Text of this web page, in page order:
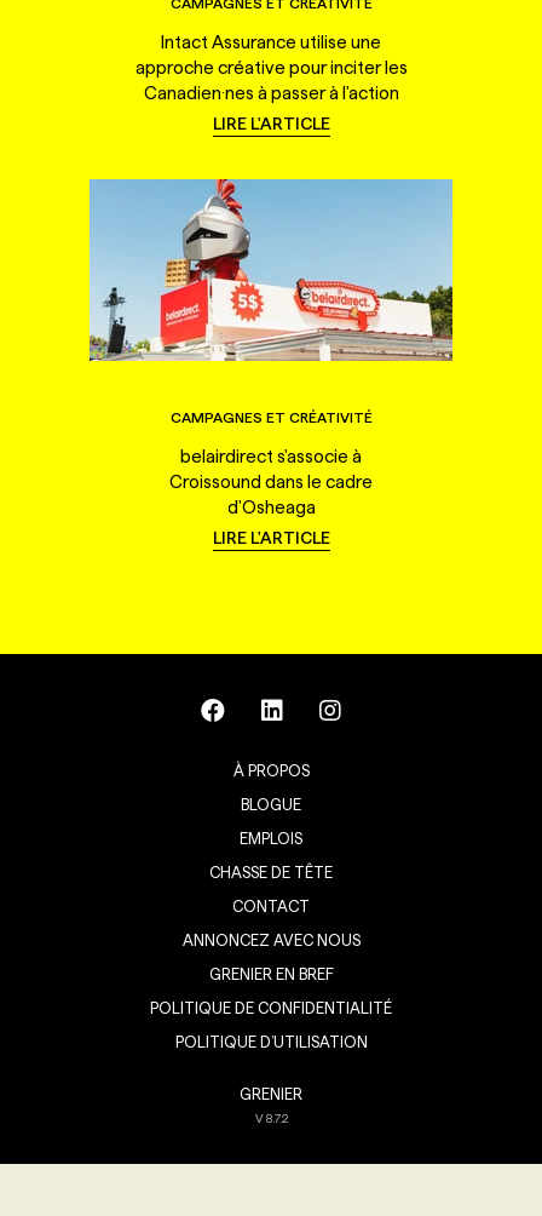
Intact Assurance utilise une
approche créative pour inciter les
Canadien·nes à passer à l'action
LIRE L'ARTICLE
CAMPAGNES ET CRÉATIVITÉ
belairdirect s'associe à
Croissound dans le cadre
d'Osheaga
LIRE L'ARTICLE
À PROPOS
BLOGUE
EMPLOIS
CHASSE DE TÊTE
CONTACT
ANNONCEZ AVEC NOUS
GRENIER EN BREF
POLITIQUE DE CONFIDENTIALITÉ
POLITIQUE D’UTILISATION
GRENIER
V8.7.2